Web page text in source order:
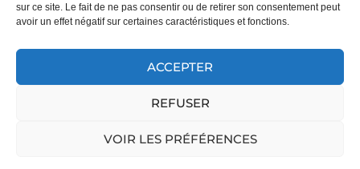
sur ce site. Le fait de ne pas consentir ou de retirer son consentement peut
avoir un effet négatif sur certaines caractéristiques et fonctions.
ACCEPTER
REFUSER
VOIR LES PRÉFÉRENCES
repenser notre façon de consommer, réparer,
réutiliser et transformer les textiles pour réduire
Inscrivez-vous à notre infolettre
Site officiel des Super Recycleurs2026